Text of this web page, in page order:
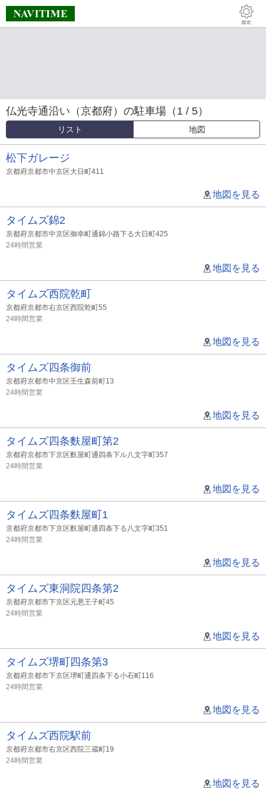
仏光寺通沿い（京都府）の駐車場（1 / 5）
リスト 地図
松下ガレージ
京都府京都市中京区大日町411
地図を見る
タイムズ錦2
京都府京都市中京区御幸町通錦小路下る大日町425
24時間営業
地図を見る
タイムズ西院乾町
京都府京都市右京区西院乾町55
24時間営業
地図を見る
タイムズ四条御前
京都府京都市中京区壬生森前町13
24時間営業
地図を見る
タイムズ四条麩屋町第2
京都府京都市下京区麩屋町通四条下ル八文字町357
24時間営業
地図を見る
タイムズ四条麩屋町1
京都府京都市下京区麩屋町通四条下る八文字町351
24時間営業
地図を見る
タイムズ東洞院四条第2
京都府京都市下京区元悪王子町45
24時間営業
地図を見る
タイムズ堺町四条第3
京都府京都市下京区堺町通四条下る小石町116
24時間営業
地図を見る
タイムズ西院駅前
京都府京都市右京区西院三蔵町19
24時間営業
地図を見る